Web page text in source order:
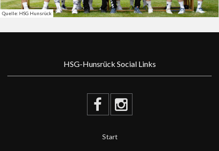
Quelle: HSG Hunsrück
HSG-Hunsrück Social Links
Start